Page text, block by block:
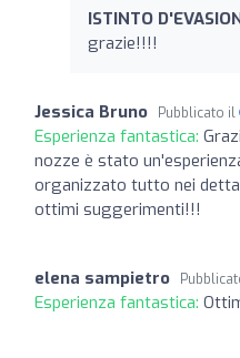
ISTINTO
grazie!!!!
Jessica Bruno Pubblicato il
Esperienza fantastica:
nozze è stato
organizzato tutto nei
ottimi suggerimenti!!!
elena sampietro
Esperienza fantastica: